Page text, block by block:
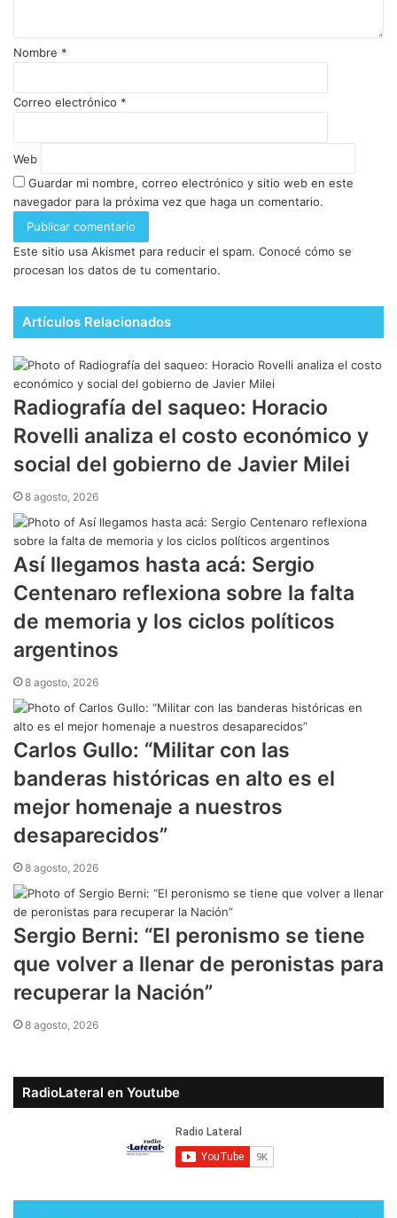
Nombre *
Correo electrónico *
Web
Guardar mi nombre, correo electrónico y sitio web en este
navegador para la próxima vez que haga un comentario.
Este sitio usa Akismet para reducir el spam. Conocé cómo se
procesan los datos de tu comentario.
Artículos Relacionados
Radiografía del saqueo: Horacio
Rovelli analiza el costo económico y
social del gobierno de Javier Milei
8 agosto, 2026
Así llegamos hasta acá: Sergio
Centenaro reflexiona sobre la falta
de memoria y los ciclos políticos
argentinos
8 agosto, 2026
Carlos Gullo: “Militar con las
banderas históricas en alto es el
mejor homenaje a nuestros
desaparecidos”
8 agosto, 2026
Sergio Berni: “El peronismo se tiene
que volver a llenar de peronistas para
recuperar la Nación”
8 agosto, 2026
RadioLateral en Youtube